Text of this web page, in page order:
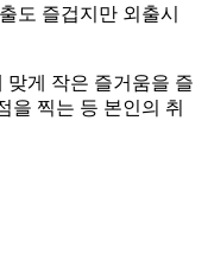
도 즐겁지만 외출시
맞게 작은 즐거움을 즐
을 찍는 등 본인의 취